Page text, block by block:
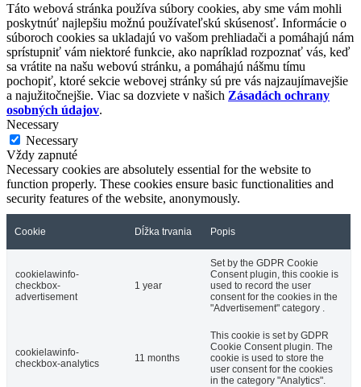
Táto webová stránka používa súbory cookies, aby sme vám mohli
poskytnúť najlepšiu možnú používateľskú skúsenosť. Informácie o
súboroch cookies sa ukladajú vo vašom prehliadači a pomáhajú nám
sprístupniť vám niektoré funkcie, ako napríklad rozpoznať vás, keď
sa vrátite na našu webovú stránku, a pomáhajú nášmu tímu
pochopiť, ktoré sekcie webovej stránky sú pre vás najzaujímavejšie
a najužitočnejšie. Viac sa dozviete v našich Zásadách ochrany
osobných údajov.
Necessary
Necessary
Vždy zapnuté
Necessary cookies are absolutely essential for the website to
function properly. These cookies ensure basic functionalities and
security features of the website, anonymously.
Cookie Dĺžka trvania Popis
cookielawinfo-
checkbox-
advertisement
1 year
Set by the GDPR Cookie
Consent plugin, this cookie is
used to record the user
consent for the cookies in the
"Advertisement" category .
cookielawinfo-
checkbox-analytics
11 months
This cookie is set by GDPR
Cookie Consent plugin. The
cookie is used to store the
user consent for the cookies
in the category "Analytics".